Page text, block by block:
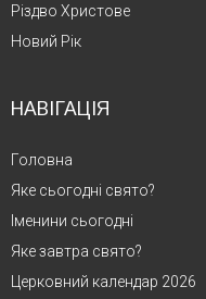
Різдво Христове
Новий Рік
НАВІГАЦІЯ
Головна
Яке сьогодні свято?
Іменини сьогодні
Яке завтра свято?
Церковний календар 2026